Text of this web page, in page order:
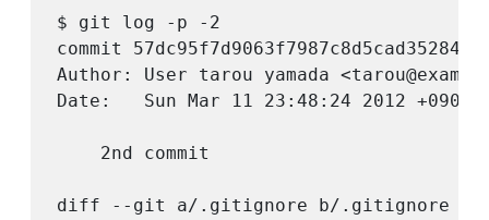
$ git log -p -2
commit
Author: User tarou yamada
Date:   Sun Mar 11 23:48:24 2012 +0900
    2nd commit
diff --git a/.gitignore b/.gitignore